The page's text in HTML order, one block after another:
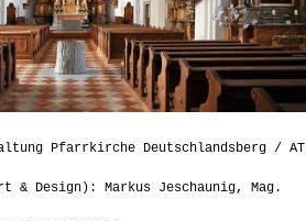
Pfarrkirche Deutschlandsberg / AT
& Design): Markus Jeschaunig, Mag.